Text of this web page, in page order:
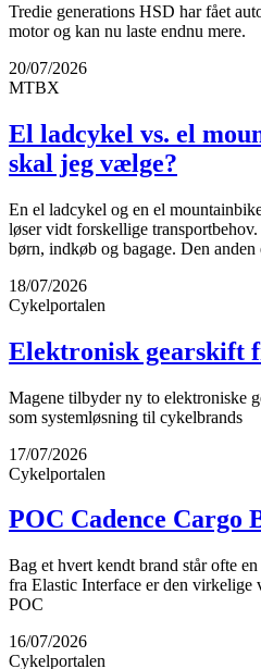
Tredie generations HSD har fået
motor og kan nu laste endnu mere.
20/07/2026
MTBX
El ladcykel vs. el
skal jeg vælge?
En el ladcykel og en el
løser vidt forskellige
børn, indkøb og bagage. Den
18/07/2026
Cykelportalen
Elektronisk gearskift
Magene tilbyder ny to elektroniske
som systemløsning til cykelbrands
17/07/2026
Cykelportalen
POC Cadence Cargo
Bag et hvert kendt brand står ofte
fra Elastic Interface er den virkelige
POC
16/07/2026
Cykelportalen